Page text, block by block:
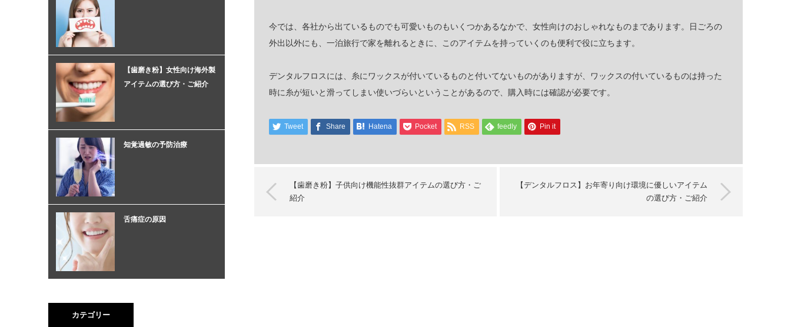
今では、各社から出ているものでも可愛いものもいくつかあるなかで、女性向けのおしゃれなものまであります。日ごろの
外出以外にも、一泊旅行で家を離れるときに、このアイテムを持っていくのも便利で役に立ちます。
デンタルフロスには、糸にワックスが付いているものと付いてないものがありますが、ワックスの付いているものは持った
時に糸が短いと滑ってしまい使いづらいということがあるので、購入時には確認が必要です。
Tweet Share Hatena Pocket RSS feedly Pin it
【歯磨き粉】子供向け機能性抜群アイテムの選び方・ご
紹介
【デンタルフロス】お年寄り向け環境に優しいアイテム
の選び方・ご紹介
【歯磨き粉】女性向け海外製
アイテムの選び方・ご紹介
知覚過敏の予防治療
舌痛症の原因
カテゴリー